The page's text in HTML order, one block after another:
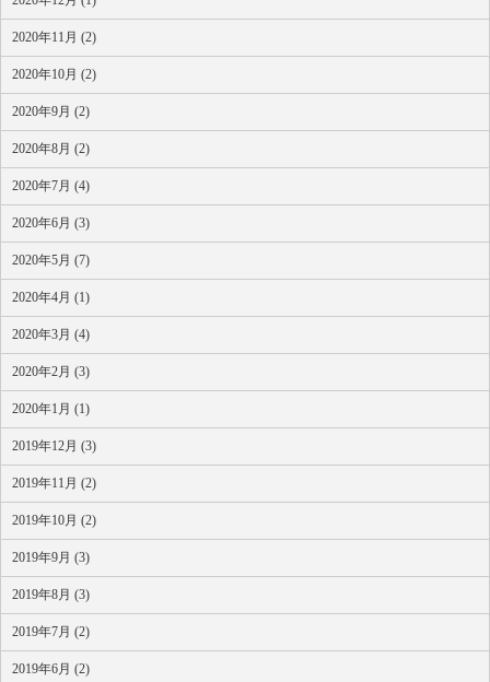
2020年11月 (2)
2020年10月 (2)
2020年9月 (2)
2020年8月 (2)
2020年7月 (4)
2020年6月 (3)
2020年5月 (7)
2020年4月 (1)
2020年3月 (4)
2020年2月 (3)
2020年1月 (1)
2019年12月 (3)
2019年11月 (2)
2019年10月 (2)
2019年9月 (3)
2019年8月 (3)
2019年7月 (2)
2019年6月 (2)